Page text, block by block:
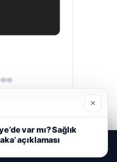
×
var mı? Sağlık
açıklaması